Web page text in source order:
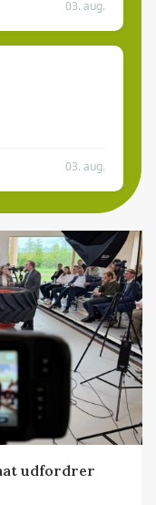
03. aug.
03. aug.
udfordrer